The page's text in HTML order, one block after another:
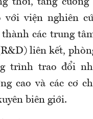
thời, tăng
với viện nghiên
các trung
liên kết,
trình trao đổi
cao và các cơ
biên giới.